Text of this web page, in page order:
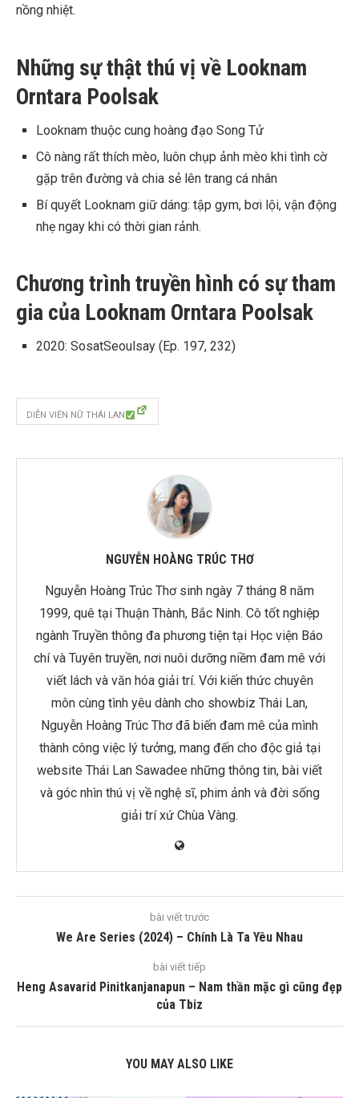
nồng nhiệt.
Những sự thật thú vị về Looknam
Orntara Poolsak
Looknam thuộc cung hoàng đạo Song Tử
Cô nàng rất thích mèo, luôn chụp ảnh mèo khi tình cờ
gặp trên đường và chia sẻ lên trang cá nhân
Bí quyết Looknam giữ dáng: tập gym, bơi lội, vận động
nhẹ ngay khi có thời gian rảnh.
Chương trình truyền hình có sự tham
gia của Looknam Orntara Poolsak
2020: SosatSeoulsay (Ep. 197, 232)
DIỄN VIÊN NỮ THÁI LAN
NGUYỄN HOÀNG TRÚC THƠ
Nguyễn Hoàng Trúc Thơ sinh ngày 7 tháng 8 năm
1999, quê tại Thuận Thành, Bắc Ninh. Cô tốt nghiệp
ngành Truyền thông đa phương tiện tại Học viện Báo
chí và Tuyên truyền, nơi nuôi dưỡng niềm đam mê với
viết lách và văn hóa giải trí. Với kiến thức chuyên
môn cùng tình yêu dành cho showbiz Thái Lan,
Nguyễn Hoàng Trúc Thơ đã biến đam mê của mình
thành công việc lý tưởng, mang đến cho độc giả tại
website Thái Lan Sawadee những thông tin, bài viết
và góc nhìn thú vị về nghệ sĩ, phim ảnh và đời sống
giải trí xứ Chùa Vàng.
bài viết trước
We Are Series (2024) – Chính Là Ta Yêu Nhau
bài viết tiếp
Heng Asavarid Pinitkanjanapun – Nam thần mặc gì cũng đẹp
của Tbiz
YOU MAY ALSO LIKE